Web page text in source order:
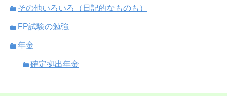
その他いろいろ（日記的なものも）
FP試験の勉強
年金
確定拠出年金